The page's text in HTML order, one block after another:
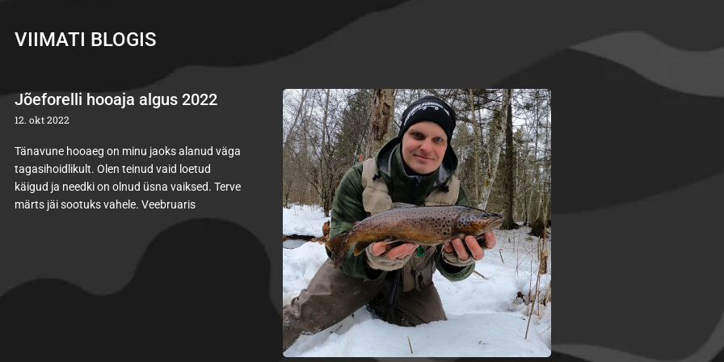
VIIMATI BLOGIS
Jõeforelli hooaja algus 2022
12. okt 2022
Tänavune hooaeg on minu jaoks alanud väga
tagasihoidlikult. Olen teinud vaid loetud
käigud ja needki on olnud üsna vaiksed. Terve
märts jäi sootuks vahele. Veebruaris